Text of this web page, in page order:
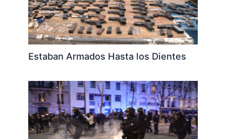
Estaban Armados Hasta los Dientes